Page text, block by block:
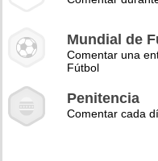
Mundial de
Comentar una
Fútbol
Penitencia
Comentar cada